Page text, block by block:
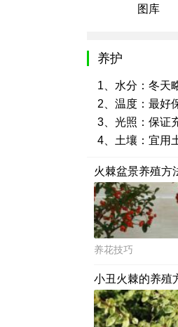
图库
养护
1、水分：冬天
2、温度：最好
3、光照：保证
4、土壤：宜用
火棘盆景养殖方
养花技巧
小丑火棘的养殖